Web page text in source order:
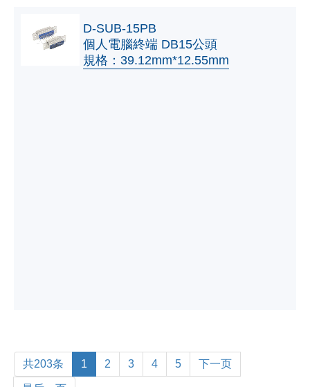
D-SUB-15PB
個人電腦終端 DB15公頭
規格：39.12mm*12.55mm
共203条 1 2 3 4 5 下一页